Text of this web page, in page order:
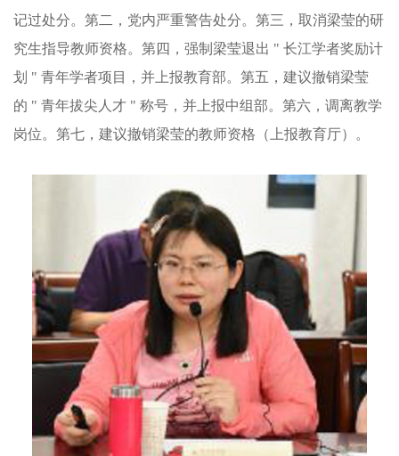
记过处分。第二，党内严重警告处分。第三，取消梁莹的研
究生指导教师资格。第四，强制梁莹退出 " 长江学者奖励计
划 " 青年学者项目，并上报教育部。第五，建议撤销梁莹
的 " 青年拔尖人才 " 称号，并上报中组部。第六，调离教学
岗位。第七，建议撤销梁莹的教师资格（上报教育厅）。